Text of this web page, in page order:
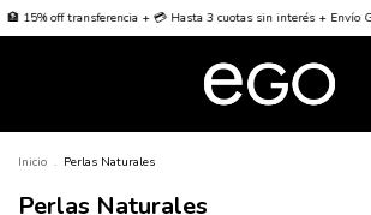
+ 💳 Hasta 3 cuotas sin interés + Envío Gratis desde $70000
Inicio . Perlas Naturales
Perlas Naturales